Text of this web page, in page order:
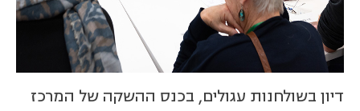
דיון בשולחנות עגולים, בכנס ההשקה של המרכז